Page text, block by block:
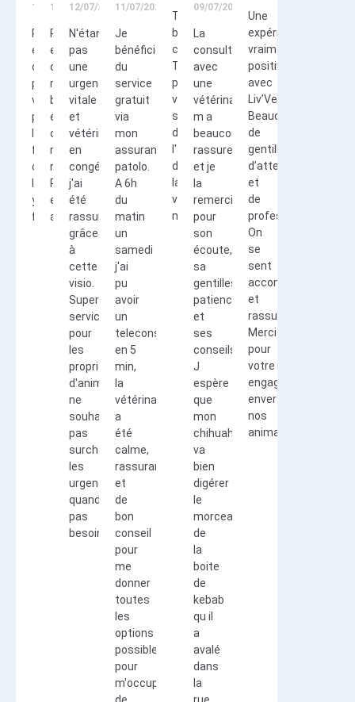
13/07/2026
Prise
en
charge
parfaite,
vous
pouvez
leur
faire
confiance
yeux
fermés
13/07/2026
Prise
en
charge
rapide,
bonne
écoute,
compte-
rendu
rapide.
Rassurant
et
adapté.
12/07/2026
N'étant
pas
une
urgence
vitale
et
vétérinaire
en
congés
j'ai
été
rassuré
grâce
à
cette
visio.
Super
service
pour
les
propriétaires
d'animaux
ne
souhaitant
pas
surcharger
les
urgences
quand
pas
besoin.
11/07/2026
Je
bénéficie
du
service
gratuit
via
mon
assurance
patolo.
A 6h
du
matin
un
samedi
j'ai
pu
avoir
un
teleconseil
en 5
min,
la
vétérinaire
a
été
calme,
rassurante
et
de
bon
conseil
pour
me
donner
toutes
les
options
possibles
pour
m'occuper
Très
bon
contacte,
Très
professionnel,
vraiment
satisfaite
de
l'avis
de
la
vétérinaire,
merci
09/07/2026
La
consultation
avec
une
vétérinaire
m a
beaucoup
rassuree
et je
la
remercie
pour
son
écoute,
sa
gentillesse,sa
patience
et
ses
conseils.
J
espère
que
mon
chihuahua
va
bien
digérer
le
morceau
de
la
boite
de
kebab
qu il
a
avalé
dans
la
Une
expérience
vraiment
positive
avec
Liv’Vet.
Beaucoup
de
gentillesse,
d’attention
et
de
professionnalisme.
On
se
sent
accompagné
et
rassuré.
Merci
pour
votre
engagement
envers
nos
animaux.